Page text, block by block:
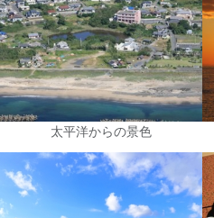
太平洋からの景色